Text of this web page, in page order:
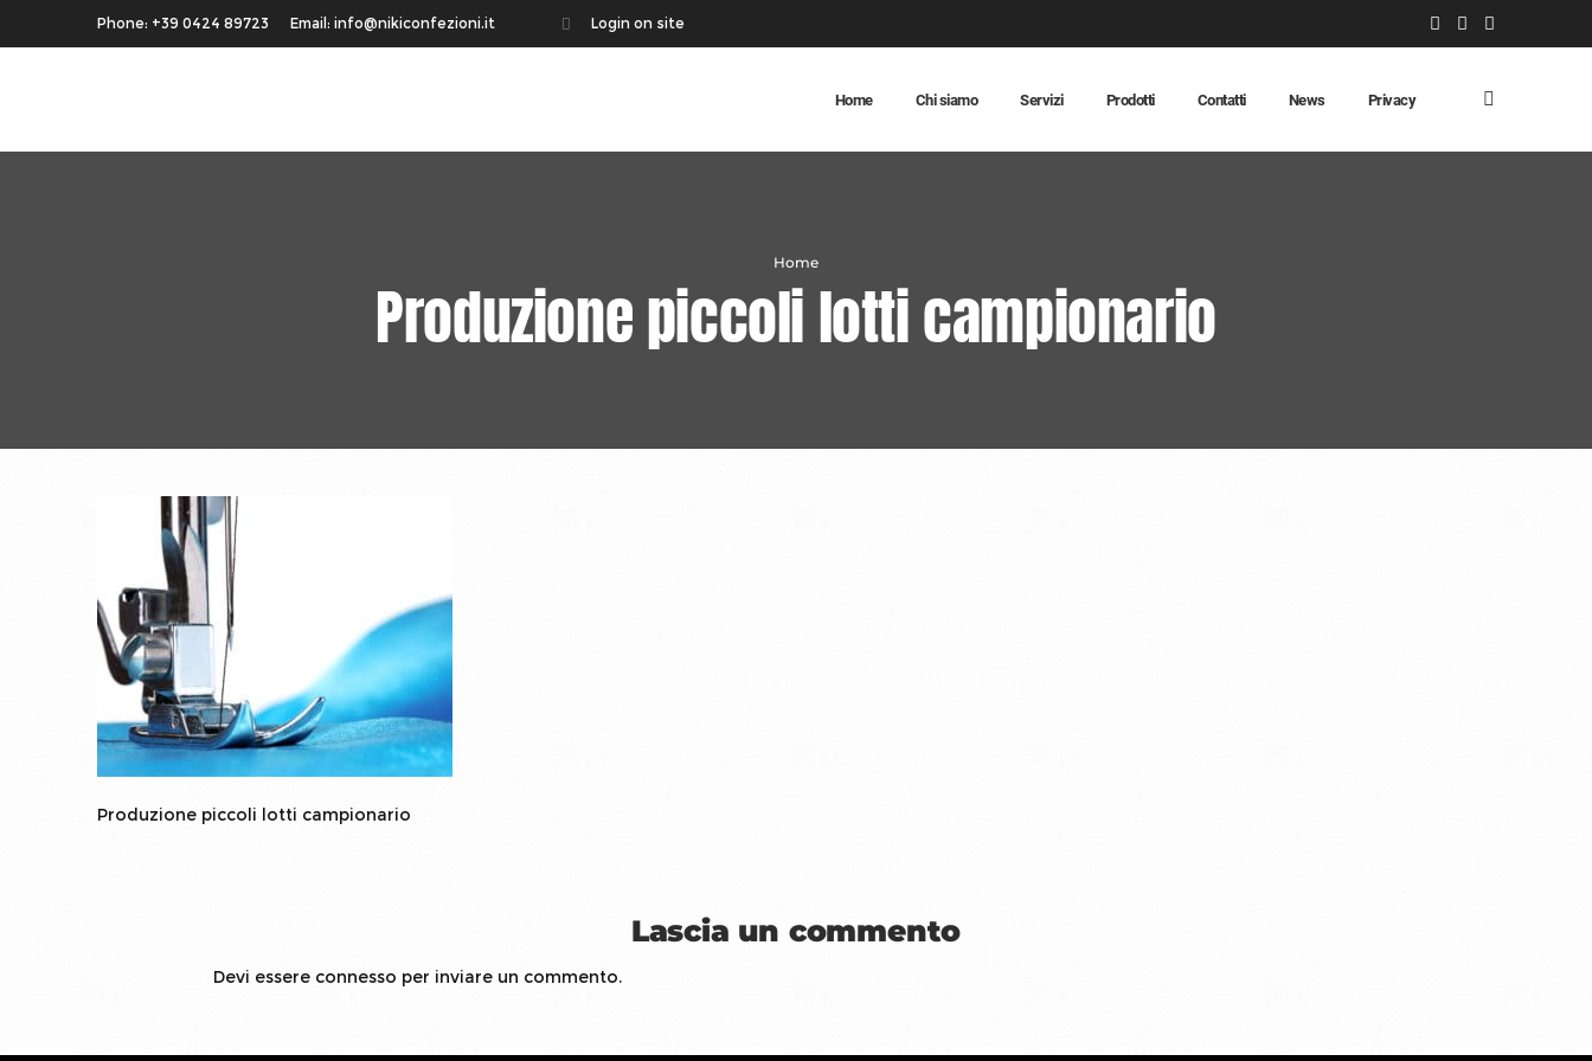
Phone: +39 0424 89723 Email: info@nikiconfezioni.it Login on site
Home Chi siamo Servizi Prodotti Contatti News Privacy
Home
Produzione piccoli lotti campionario
Produzione piccoli lotti campionario
Lascia un commento
Devi essere connesso per inviare un commento.